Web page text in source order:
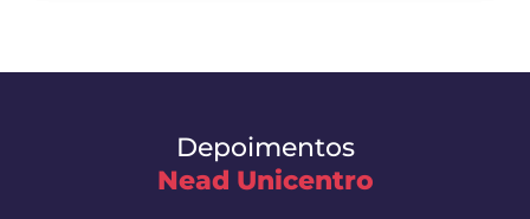
Depoimentos
Nead Unicentro